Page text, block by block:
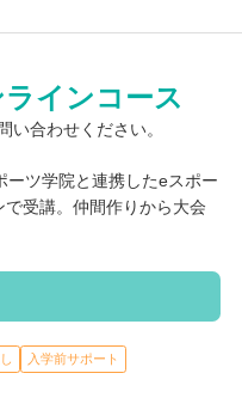
インコース
い合わせください。
ーツ学院と連携したeスポー
受講。仲間作りから大会
入学前サポート